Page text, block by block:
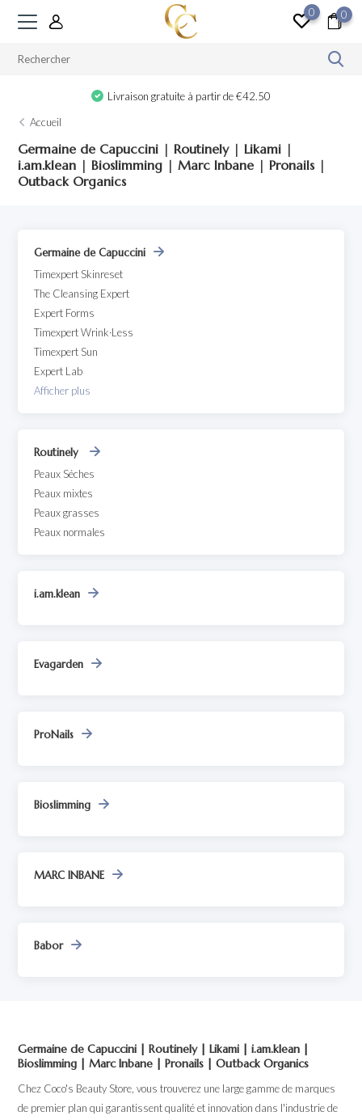
0 0
Livraison gratuite à partir de €42.50
Accueil
Germaine de Capuccini | Routinely | Likami |
i.am.klean | Bioslimming | Marc Inbane | Pronails |
Outback Organics
Germaine de Capuccini
Timexpert Skinreset
The Cleansing Expert
Expert Forms
Timexpert Wrink·Less
Timexpert Sun
Expert Lab
Afficher plus
Routinely
Peaux Séches
Peaux mixtes
Peaux grasses
Peaux normales
i.am.klean
Evagarden
ProNails
Bioslimming
MARC INBANE
Babor
Germaine de Capuccini | Routinely | Likami | i.am.klean |
Bioslimming | Marc Inbane | Pronails | Outback Organics
Chez Coco's Beauty Store, vous trouverez une large gamme de marques
de premier plan qui garantissent qualité et innovation dans l'industrie de